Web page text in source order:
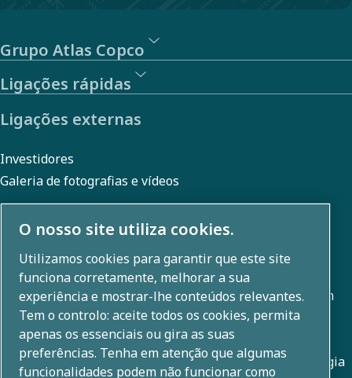
Grupo Atlas Copco
Ligações rápidas
Ligações externas
Investidores
Galeria de fotografias e vídeos
Sobre nós
O Grupo Atlas Copco desenvolve soluções inovadoras em
todas as áreas de negócio, incluindo técnicas de
compressão de ar, vácuo, industriais e elétricas. Com um
portefólio global de +80 marcas, possibilitamos tecnologia
O nosso site utiliza cookies.
Utilizamos cookies para garantir que este site
funciona corretamente, melhorar a sua
experiência e mostrar-lhe conteúdos relevantes.
Tem o controlo: aceite todos os cookies, permita
apenas os essenciais ou gira as suas
preferências. Tenha em atenção que algumas
funcionalidades podem não funcionar como